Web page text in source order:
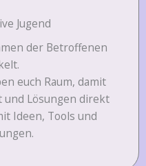
Jugend
der Betroffenen
euch Raum, damit
Lösungen direkt
Ideen, Tools und